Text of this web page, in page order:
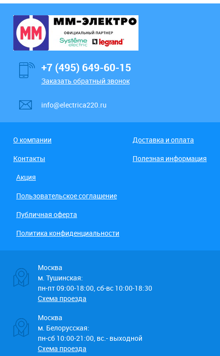
+7 (495) 649-60-15
Заказать обратный звонок
info@electrica220.ru
О компании
Доставка и оплата
Контакты
Полезная информация
Акция
Пользовательское соглашение
Публичная оферта
Политика конфиденциальности
Москва
м. Тушинская:
пн-пт 09:00-18:00, сб-вс 10:00-18:30
Схема проезда
Москва
м. Белорусская:
пн-сб 10:00-21:00, вс.- выходной
Схема проезда